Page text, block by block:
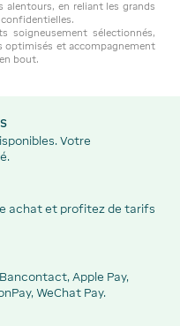
alentours, en reliant les grands
soigneusement sélectionnés,
optimisés et accompagnement
bout.
Votre
achat et profitez de tarifs
Apple Pay,
WeChat Pay.